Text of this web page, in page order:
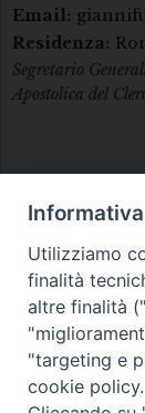
Email:
Residenza:
Segretario
Apostolica del
• Largo
Informativa
Utilizziamo
finalità
altre finalità
"targeting e
cookie policy.